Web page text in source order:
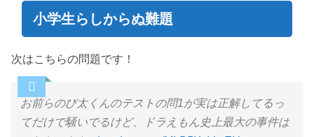
小学生らしからぬ難題
次はこちらの問題です！
お前らのび太くんのテストの問1が実は正解してるっ
てだけで騒いでるけど、ドラえもん史上最大の事件は